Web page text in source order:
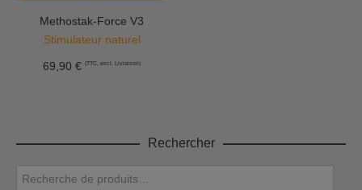
Methostak-Force V3
Stimulateur naturel
69,90€ (TTC, excl. Livraison)
Rechercher